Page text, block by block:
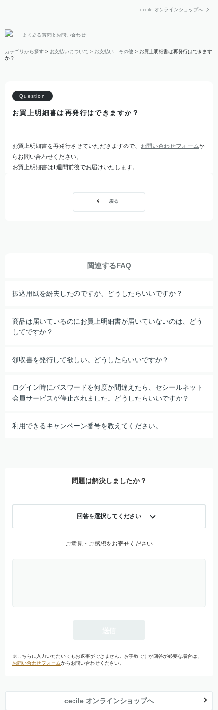
cecile オンラインショップへ
よくある質問とお問い合わせ
カテゴリから探す > お支払いについて > お支払い その他 > お買上明細書は再発行はできます
か？
お買上明細書は再発行はできますか？
お買上明細書を再発行させていただきますので、 お問い合わせフォームか
らお問い合わせください。
お買上明細書は1週間前後でお届けいたします。
戻る
関連するFAQ
振込用紙を紛失したのですが、どうしたらいいですか？
商品は届いているのにお買上明細書が届いていないのは、どう
してですか？
領収書を発行して欲しい。どうしたらいいですか？
ログイン時にパスワードを何度か間違えたら、セシールネット
会員サービスが停止されました。どうしたらいいですか？
利用できるキャンペーン番号を教えてください。
問題は解決しましたか？
回答を選択してください
ご意見・ご感想をお寄せください
※こちらに入力いただいてもお返事ができません。お手数ですが回答が必要な場合は、
お問い合わせフォームからお問い合わせください。
cecile オンラインショップへ